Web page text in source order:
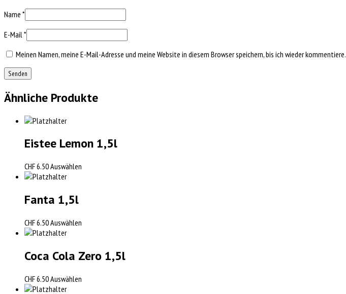
Name *
E-Mail *
Meinen Namen, meine E-Mail-Adresse und meine Website in diesem Browser speichern, bis ich wieder kommentiere.
Ähnliche Produkte
Eistee Lemon 1,5l
CHF6.50Auswählen
Fanta 1,5l
CHF6.50Auswählen
Coca Cola Zero 1,5l
CHF6.50Auswählen